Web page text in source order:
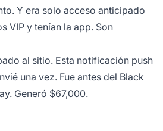
Y era solo acceso anticipado
VIP y tenían la app. Son
al sitio. Esta notificación push
una vez. Fue antes del Black
Generó $67,000.